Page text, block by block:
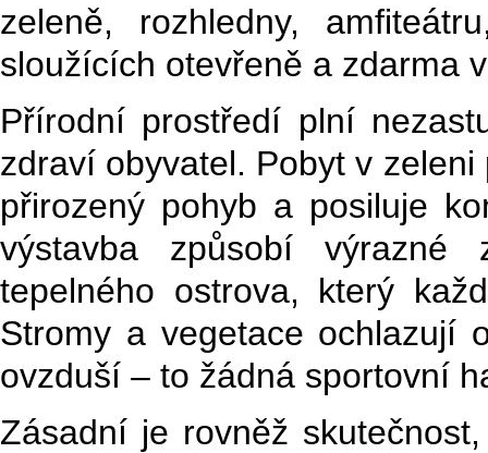
zeleně, rozhledny,
sloužících otevřeně a zdarma
Přírodní prostředí plní
zdraví obyvatel. Pobyt v
přirozený pohyb a posiluje
výstavba způsobí
tepelného ostrova, který
Stromy a vegetace ochlazují
ovzduší – to žádná sportovní
Zásadní je rovněž